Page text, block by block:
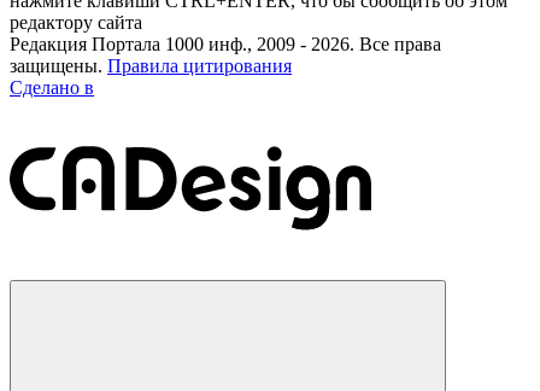
редактору сайта
Редакция Портала 1000 инф., 2009 - 2026. Все права
защищены. Правила цитирования
Сделано в